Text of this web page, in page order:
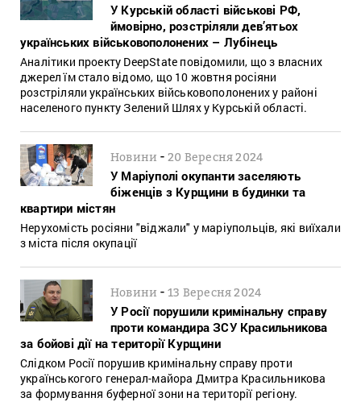
У Курській області військові РФ,
ймовірно, розстріляли дев’ятьох
українських військовополонених – Лубінець
Аналітики проекту DeepState повідомили, що з власних
джерел їм стало відомо, що 10 жовтня росіяни
розстріляли українських військовополонених у районі
населеного пункту Зелений Шлях у Курській області.
Новини -20 Вересня 2024
У Маріуполі окупанти заселяють
біженців з Курщини в будинки та
квартири містян
Нерухомість росіяни "віджали" у маріупольців, які виїхали
з міста після окупації
Новини -13 Вересня 2024
У Росії порушили кримінальну справу
проти командира ЗСУ Красильникова
за бойові дії на території Курщини
Слідком Росії порушив кримінальну справу проти
українськогого генерал-майора Дмитра Красильникова
за формування буферної зони на території регіону.